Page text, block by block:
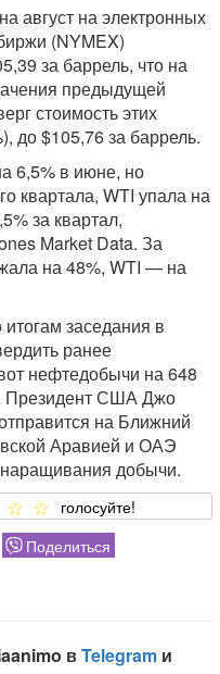
август на электронных
(NYMEX)
за баррель, что на
предыдущей
стоимость этих
до $105,76 за баррель.
6,5% в июне, но
квартала, WTI упала на
за квартал,
Market Data. За
на 48%, WTI — на
заседания в
ранее
нефтедобычи на 648
Президент США Джо
на Ближний
Аравией и ОАЭ
добычи.